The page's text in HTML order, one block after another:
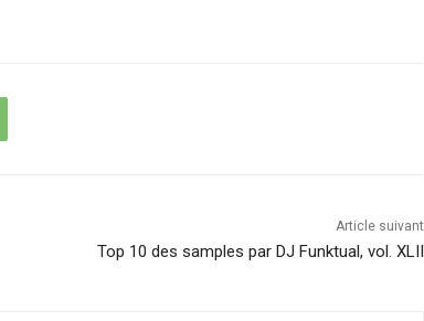
Article suivant
Top 10 des samples par DJ Funktual, vol. XLII